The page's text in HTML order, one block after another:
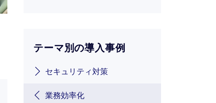
テーマ別の導入事例
セキュリティ対策
業務効率化